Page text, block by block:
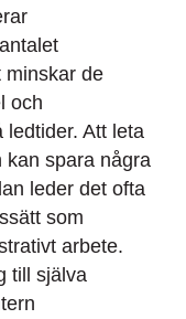
minskar de
och
ledtider. Att leta
kan spara några
leder det ofta
som
arbete.
till själva